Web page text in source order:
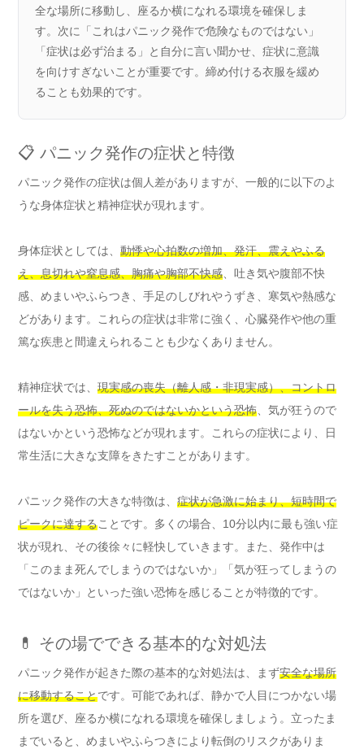
全な場所に移動し、座るか横になれる環境を確保しま
す。次に「これはパニック発作で危険なものではない」
「症状は必ず治まる」と自分に言い聞かせ、症状に意識
を向けすぎないことが重要です。締め付ける衣服を緩め
ることも効果的です。
📋 パニック発作の症状と特徴
パニック発作の症状は個人差がありますが、一般的に以下のよ
うな身体症状と精神症状が現れます。
身体症状としては、 動悸や心拍数の増加、発汗、震えやふる
え、息切れや窒息感、胸痛や胸部不快感、吐き気や腹部不快
感、めまいやふらつき、手足のしびれやうずき、寒気や熱感な
どがあります。これらの症状は非常に強く、心臓発作や他の重
篤な疾患と間違えられることも少なくありません。
精神症状では、 現実感の喪失（離人感・非現実感）、コントロ
ールを失う恐怖、死ぬのではないかという恐怖、気が狂うので
はないかという恐怖などが現れます。これらの症状により、日
常生活に大きな支障をきたすことがあります。
パニック発作の大きな特徴は、 症状が急激に始まり、短時間で
ピークに達することです。多くの場合、10分以内に最も強い症
状が現れ、その後徐々に軽快していきます。また、発作中は
「このまま死んでしまうのではないか」「気が狂ってしまうの
ではないか」といった強い恐怖を感じることが特徴的です。
💊 その場でできる基本的な対処法
パニック発作が起きた際の基本的な対処法は、まず安全な場所
に移動することです。可能であれば、静かで人目につかない場
所を選び、座るか横になれる環境を確保しましょう。立ったま
までいると、めまいやふらつきにより転倒のリスクがありま